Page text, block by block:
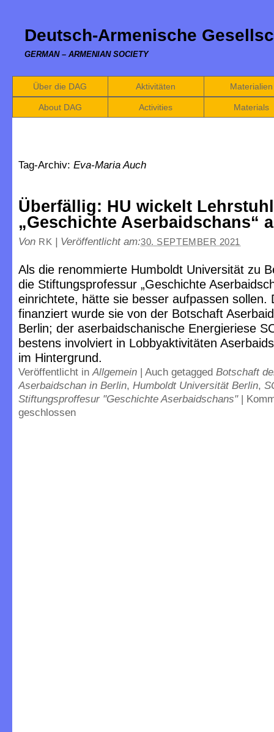
Deutsch-Armenische
GERMAN – ARMENIAN SOCIETY
Über die DAG Aktivitäten Materialien
About DAG Activities Materials
Tag-Archiv: Eva-Maria Auch
Überfällig: HU wickelt Lehrstuhl
„Geschichte Aserbaidschans“
Von RK | Veröffentlicht am:30. SEPTEMBER 2021
Als die renommierte Humboldt Universität zu
die Stiftungsprofessur „Geschichte
einrichtete, hätte sie besser aufpassen sollen.
finanziert wurde sie von der Botschaft
Berlin; der aserbaidschanische Energieriese
bestens involviert in Lobbyaktivitäten
im Hintergrund.
Veröffentlicht inAllgemein | Auch getagged Botschaft
Aserbaidschan in Berlin, Humboldt Universität Berlin,
Stiftungsproffesur "Geschichte Aserbaidschans" |
geschlossen